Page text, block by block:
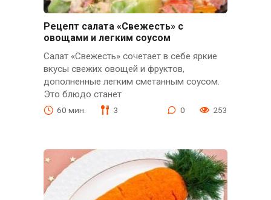
Рецепт салата «Свежесть» с
овощами и легким соусом
Салат «Свежесть» сочетает в себе яркие
вкусы свежих овощей и фруктов,
дополненные легким сметанным соусом.
Это блюдо станет
60 мин. 3 0 253